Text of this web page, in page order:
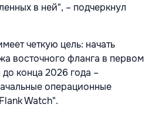
в ней", – подчеркнул
четкую цель: начать
восточного фланга в первом
конца 2026 года –
операционные
Watch".